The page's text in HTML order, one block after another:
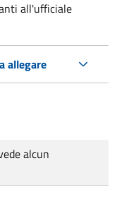
all'ufficiale
allegare
alcun